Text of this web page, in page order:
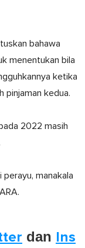
bahawa
menentukan bila
ketika
pinjaman kedua.
2022 masih
perayu, manakala
dan Ins